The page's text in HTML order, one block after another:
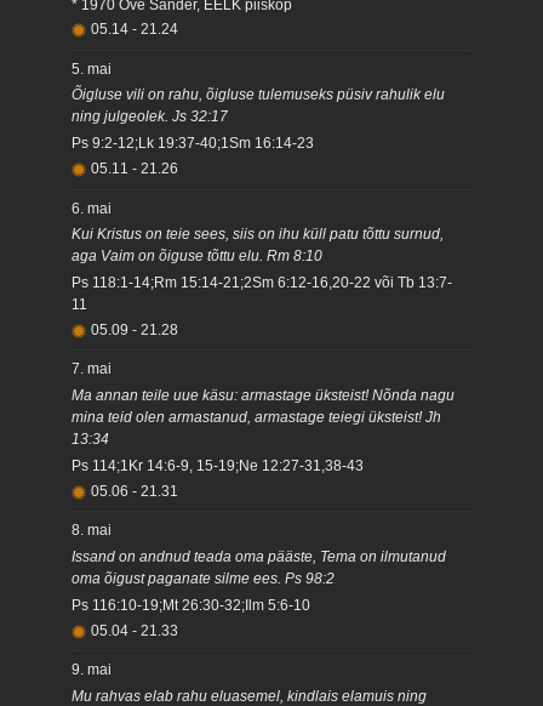
* 1970 Ove Sander, EELK piiskop
05.14 - 21.24
5. mai
Õigluse vili on rahu, õigluse tulemuseks püsiv rahulik elu
ning julgeolek. Js 32:17
Ps 9:2-12;Lk 19:37-40;1Sm 16:14-23
05.11 - 21.26
6. mai
Kui Kristus on teie sees, siis on ihu küll patu tõttu surnud,
aga Vaim on õiguse tõttu elu. Rm 8:10
Ps 118:1-14;Rm 15:14-21;2Sm 6:12-16,20-22 või Tb 13:7-
11
05.09 - 21.28
7. mai
Ma annan teile uue käsu: armastage üksteist! Nõnda nagu
mina teid olen armastanud, armastage teiegi üksteist! Jh
13:34
Ps 114;1Kr 14:6-9, 15-19;Ne 12:27-31,38-43
05.06 - 21.31
8. mai
Issand on andnud teada oma pääste, Tema on ilmutanud
oma õigust paganate silme ees. Ps 98:2
Ps 116:10-19;Mt 26:30-32;Ilm 5:6-10
05.04 - 21.33
9. mai
Mu rahvas elab rahu eluasemel, kindlais elamuis ning